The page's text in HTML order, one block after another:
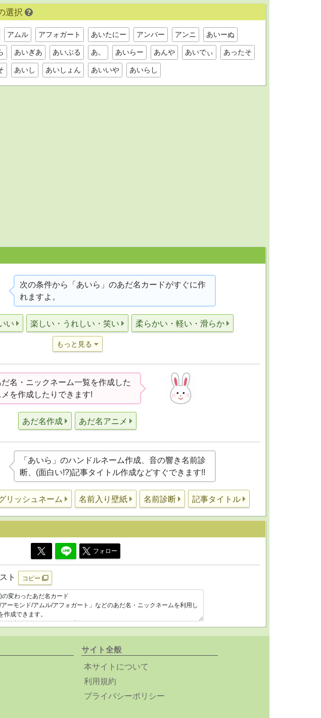
選択
アムル アフォガート あいたにー アンバー アンニ あいーぬ
あいぎあ あいぶる あ。 あいらー あんや あいでぃ あったそ
あいし あいしょん あいいや あいらし
次の条件から「あいら」のあだ名カードがすぐに作
れますよ。
い 楽しい・うれしい・笑い 柔らかい・軽い・滑らか
もっと見る
だ名・ニックネーム一覧を作成した
を作成したりできます!
あだ名作成 あだ名アニメ
「あいら」のハンドルネーム作成、音の響き名前診
断、(面白い!?)記事タイトル作成などすぐできます!!
リッシュネーム 名前入り壁紙 名前診断 記事タイトル
フォロー
ト コピー
サイト全般
本サイトについて
利用規約
プライバシーポリシー